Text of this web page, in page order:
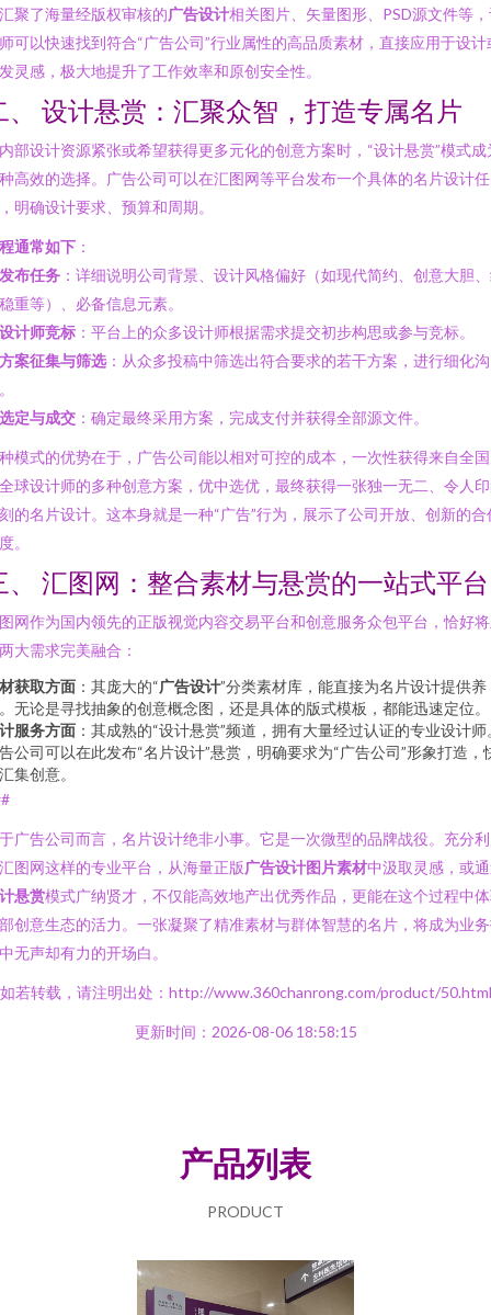
聚了海量经版权审核的广告设计相关图片、矢量图形、PSD源文件等
可以快速找到符合“广告公司”行业属性的高品质素材，直接应用于设计
灵感，极大地提升了工作效率和原创安全性。
、 设计悬赏：汇聚众智，打造专属名片
部设计资源紧张或希望获得更多元化的创意方案时，“设计悬赏”模式成
高效的选择。广告公司可以在汇图网等平台发布一个具体的名片设计任
明确设计要求、预算和周期。
通常如下 ：
发布任务 ：详细说明公司背景、设计风格偏好（如现代简约、创意大胆
重等）、必备信息元素。
设计师竞标 ：平台上的众多设计师根据需求提交初步构思或参与竞标。
方案征集与筛选：从众多投稿中筛选出符合要求的若干方案，进行细化沟
选定与成交 ：确定最终采用方案，完成支付并获得全部源文件。
模式的优势在于，广告公司能以相对可控的成本，一次性获得来自全
球设计师的多种创意方案，优中选优，最终获得一张独一无二、令人
的名片设计。这本身就是一种“广告”行为，展示了公司开放、创新的合
。
、 汇图网：整合素材与悬赏的一站式平台
网作为国内领先的正版视觉内容交易平台和创意服务众包平台，恰好
大需求完美融合：
获取方面 ：其庞大的“广告设计”分类素材库，能直接为名片设计提供养
无论是寻找抽象的创意概念图，还是具体的版式模板，都能迅速定位。
服务方面 ：其成熟的“设计悬赏”频道，拥有大量经过认证的专业设计师
公司可以在此发布“名片设计”悬赏，明确要求为“广告公司”形象打造，
集创意。
广告公司而言，名片设计绝非小事。它是一次微型的品牌战役。充分
图网这样的专业平台，从海量正版广告设计图片素材中汲取灵感，或
悬赏模式广纳贤才，不仅能高效地产出优秀作品，更能在这个过程中
创意生态的活力。一张凝聚了精准素材与群体智慧的名片，将成为业
无声却有力的开场白。
如若转载，请注明出处：http://www.360chanrong.com/product/50.html
更新时间：2026-08-06 18:58:15
产品列表
PRODUCT